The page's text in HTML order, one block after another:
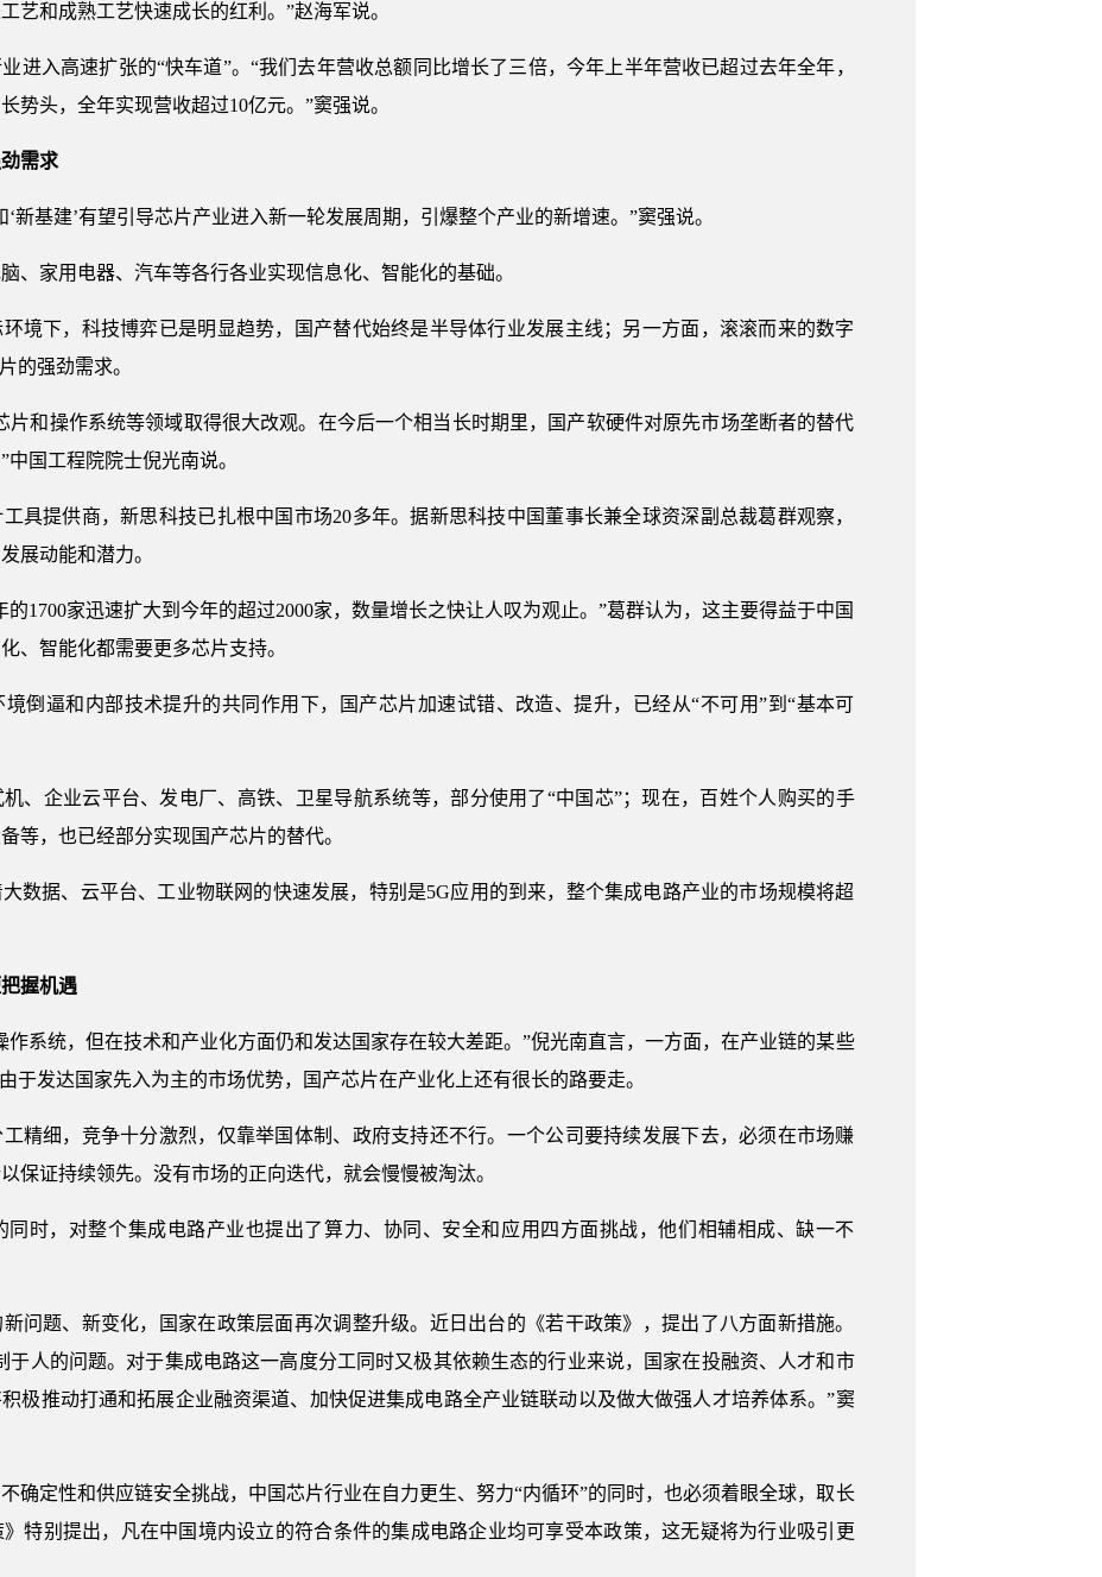
艺和成熟工艺快速成长的红利。”赵海军说。
进入高速扩张的“快车道”。“我们去年营收总额同比增长了三倍，今年上半年营收已超过去年全年，
势头，全年实现营收超过10亿元。”窦强说。
需求
新基建’有望引导芯片产业进入新一轮发展周期，引爆整个产业的新增速。”窦强说。
、家用电器、汽车等各行各业实现信息化、智能化的基础。
境下，科技博弈已是明显趋势，国产替代始终是半导体行业发展主线；另一方面，滚滚而来的数字
的强劲需求。
片和操作系统等领域取得很大改观。在今后一个相当长时期里，国产软硬件对原先市场垄断者的替代
国工程院院士倪光南说。
具提供商，新思科技已扎根中国市场20多年。据新思科技中国董事长兼全球资深副总裁葛群观察，
展动能和潜力。
的1700家迅速扩大到今年的超过2000家，数量增长之快让人叹为观止。”葛群认为，这主要得益于中国
、智能化都需要更多芯片支持。
倒逼和内部技术提升的共同作用下，国产芯片加速试错、改造、提升，已经从“不可用”到“基本可
、企业云平台、发电厂、高铁、卫星导航系统等，部分使用了“中国芯”；现在，百姓个人购买的手
等，也已经部分实现国产芯片的替代。
数据、云平台、工业物联网的快速发展，特别是5G应用的到来，整个集成电路产业的市场规模将超
握机遇
作系统，但在技术和产业化方面仍和发达国家存在较大差距。”倪光南直言，一方面，在产业链的某些
于发达国家先入为主的市场优势，国产芯片在产业化上还有很长的路要走。
精细，竞争十分激烈，仅靠举国体制、政府支持还不行。一个公司要持续发展下去，必须在市场赚
保证持续领先。没有市场的正向迭代，就会慢慢被淘汰。
同时，对整个集成电路产业也提出了算力、协同、安全和应用四方面挑战，他们相辅相成、缺一不
问题、新变化，国家在政策层面再次调整升级。近日出台的《若干政策》，提出了八方面新措施。
于人的问题。对于集成电路这一高度分工同时又极其依赖生态的行业来说，国家在投融资、人才和市
极推动打通和拓展企业融资渠道、加快促进集成电路全产业链联动以及做大做强人才培养体系。”窦
确定性和供应链安全挑战，中国芯片行业在自力更生、努力“内循环”的同时，也必须着眼全球，取长
特别提出，凡在中国境内设立的符合条件的集成电路企业均可享受本政策，这无疑将为行业吸引更